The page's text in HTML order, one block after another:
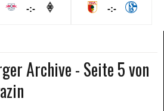
-:- -:-
Archive - Seite 5 von